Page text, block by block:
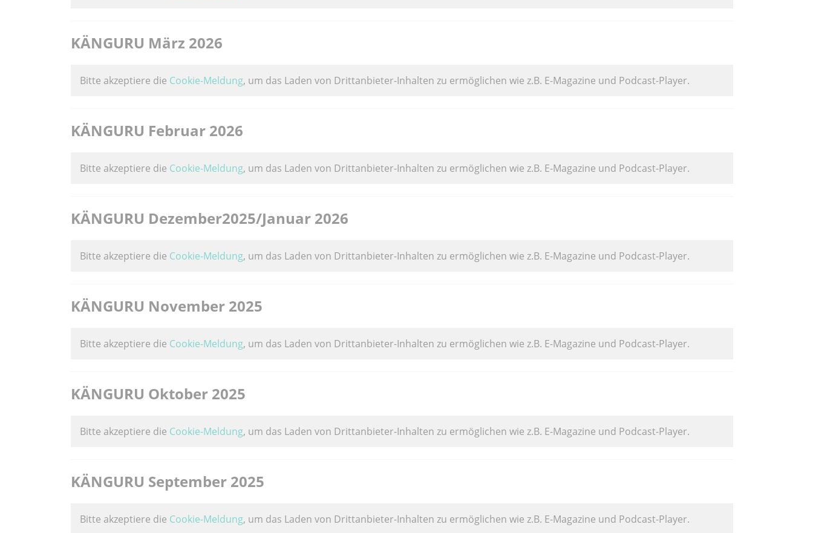
KÄNGURU März 2026
Bitte akzeptiere die Cookie-Meldung, um das Laden von Drittanbieter-Inhalten zu ermöglichen wie z.B. E-Magazine und Podcast-Player.
KÄNGURU Februar 2026
Bitte akzeptiere die Cookie-Meldung, um das Laden von Drittanbieter-Inhalten zu ermöglichen wie z.B. E-Magazine und Podcast-Player.
KÄNGURU Dezember2025/Januar 2026
Bitte akzeptiere die Cookie-Meldung, um das Laden von Drittanbieter-Inhalten zu ermöglichen wie z.B. E-Magazine und Podcast-Player.
KÄNGURU November 2025
Bitte akzeptiere die Cookie-Meldung, um das Laden von Drittanbieter-Inhalten zu ermöglichen wie z.B. E-Magazine und Podcast-Player.
KÄNGURU Oktober 2025
Bitte akzeptiere die Cookie-Meldung, um das Laden von Drittanbieter-Inhalten zu ermöglichen wie z.B. E-Magazine und Podcast-Player.
KÄNGURU September 2025
Bitte akzeptiere die Cookie-Meldung, um das Laden von Drittanbieter-Inhalten zu ermöglichen wie z.B. E-Magazine und Podcast-Player.